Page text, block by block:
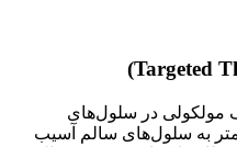
مولکولی در سلول‌های
به سلول‌های سالم آسیب